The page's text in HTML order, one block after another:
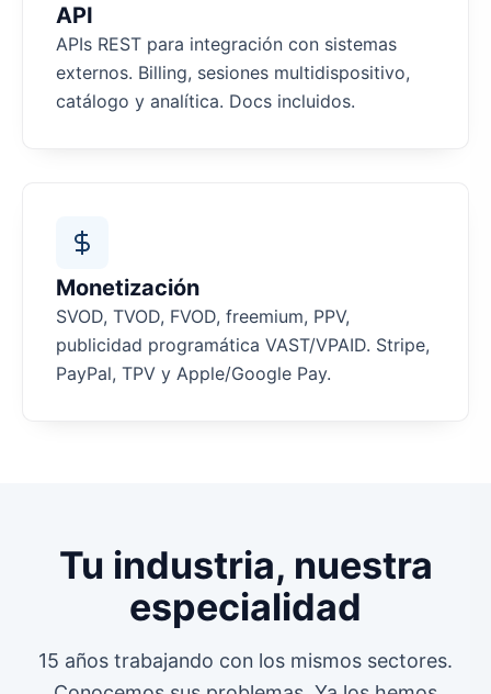
API
APIs REST para integración con sistemas
externos. Billing, sesiones multidispositivo,
catálogo y analítica. Docs incluidos.
Monetización
SVOD, TVOD, FVOD, freemium, PPV,
publicidad programática VAST/VPAID. Stripe,
PayPal, TPV y Apple/Google Pay.
Tu industria, nuestra
especialidad
15 años trabajando con los mismos sectores.